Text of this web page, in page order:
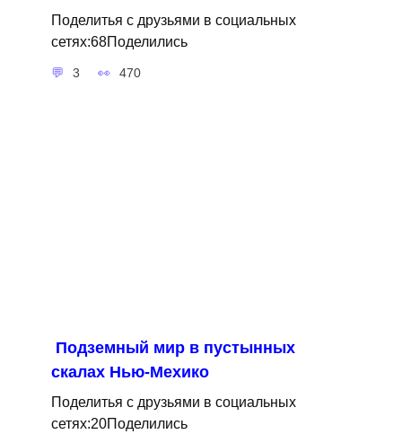
Поделитья с друзьями в социальных
сетях:68Поделились
3 470
Подземный мир в пустынных
скалах Нью-Мехико
Поделитья с друзьями в социальных
сетях:20Поделились